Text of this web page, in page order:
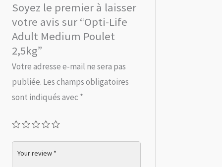
Soyez le premier à laisser
votre avis sur “Opti-Life
Adult Medium Poulet
2,5kg”
Votre adresse e-mail ne sera pas
publiée. Les champs obligatoires
sont indiqués avec *